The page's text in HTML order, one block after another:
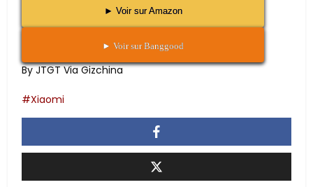
► Voir sur Amazon
► Voir sur Banggood
By JTGT Via Gizchina
Xiaomi